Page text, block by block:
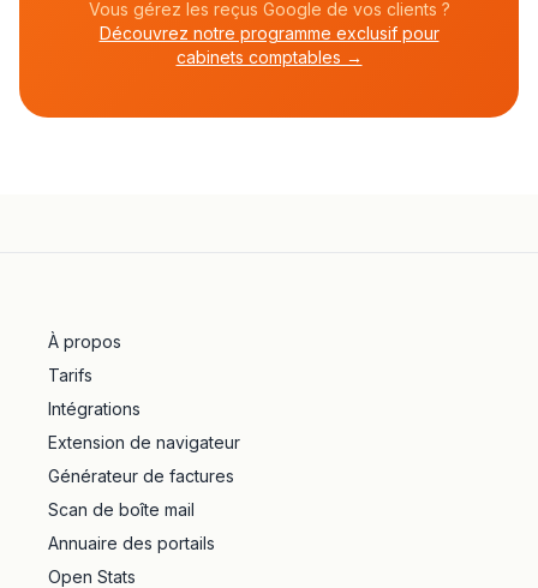
Vous gérez les reçus Google de vos clients ?
Découvrez notre programme exclusif pour
cabinets comptables →
À propos
Tarifs
Intégrations
Extension de navigateur
Générateur de factures
Scan de boîte mail
Annuaire des portails
Open Stats